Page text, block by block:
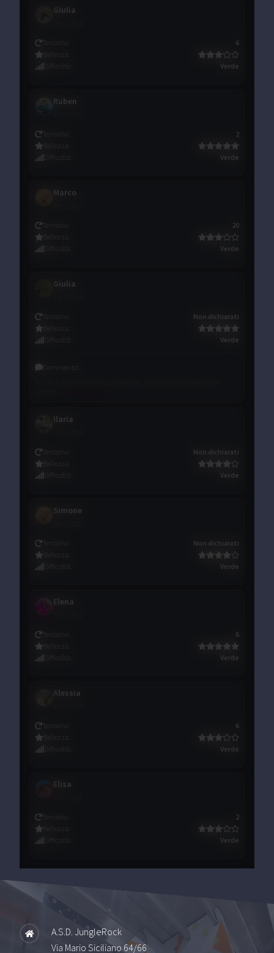
Giulia
Tentativi :
6
Bellezza :
Difficoltà : Verde
Ruben
Tentativi :
2
Bellezza :
Difficoltà : Verde
Marco
Tentativi :
20
Bellezza :
Difficoltà : Verde
Giulia
Tentativi :
Non dichiarati
Bellezza :
Difficoltà : Verde
Commento :
Ilaria
Tentativi :
Non dichiarati
Bellezza :
Difficoltà : Verde
Simone
Tentativi :
Non dichiarati
Bellezza :
Difficoltà : Verde
Elena
Tentativi :
6
Bellezza :
Difficoltà : Verde
Alessia
Tentativi :
6
Bellezza :
Difficoltà : Verde
Elisa
Tentativi :
2
Bellezza :
Difficoltà : Verde
A.S.D. JungleRock
Via Mario Siciliano 64/66